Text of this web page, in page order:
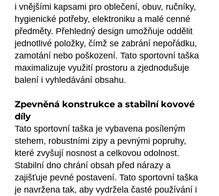
i vnějšími kapsami pro oblečení, obuv, ručníky,
hygienické potřeby, elektroniku a malé cenné
předměty. Přehledný design umožňuje oddělit
jednotlivé položky, čímž se zabrání nepořádku,
zamotání nebo poškození. Tato sportovní taška
maximalizuje využití prostoru a zjednodušuje
balení i vyhledávání obsahu.
Zpevněná konstrukce a stabilní kovové
díly
Tato sportovní taška je vybavena posíleným
stehem, robustními zipy a pevnými popruhy,
které zvyšují nosnost a celkovou odolnost.
Stabilní dno chrání obsah před nárazy a
zajišťuje pevné postavení. Tato sportovní taška
je navržena tak, aby vydržela časté používání i